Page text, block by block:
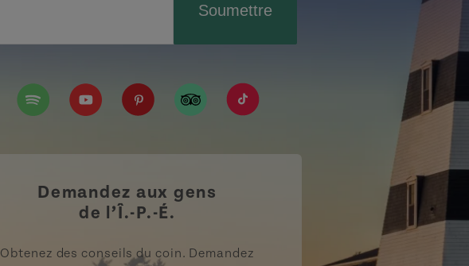
Soumettre
https://www.pinterest.ca/tourismpei/_created/
https://www.tripadvisor.ca/Tourism-
https://www.tiktok.com/tag/
Demandez aux gens
de l’Î.-P.-É.
Obtenez des conseils du coin. Demandez